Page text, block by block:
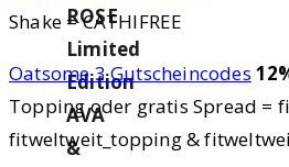
ROSE
Limited
Edition
AVA
&
Shake = CATHIFREE
Oatsome 3 Gutscheincodes
Topping oder gratis Spread =
fitweltweit_topping &